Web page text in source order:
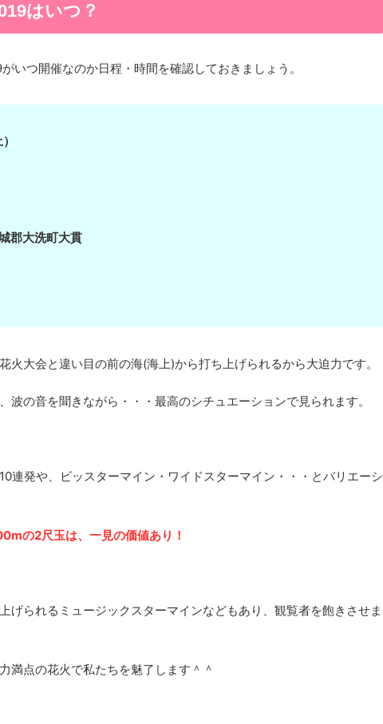
はいつ？
いつ開催なのか日程・時間を確認しておきましょう。
大洗町大貫
火大会と違い目の前の海(海上)から打ち上げられるから大迫力です。
波の音を聞きながら・・・最高のシチュエーションで見られます。
連発や、ビッスターマイン・ワイドスターマイン・・・とバリエーシ
の2尺玉は、一見の価値あり！
げられるミュージックスターマインなどもあり、観覧者を飽きさせま
満点の花火で私たちを魅了します＾＾